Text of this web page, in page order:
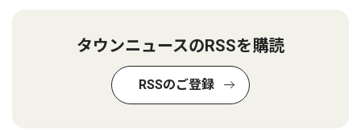
タウンニュースのRSSを購読
RSSのご登録